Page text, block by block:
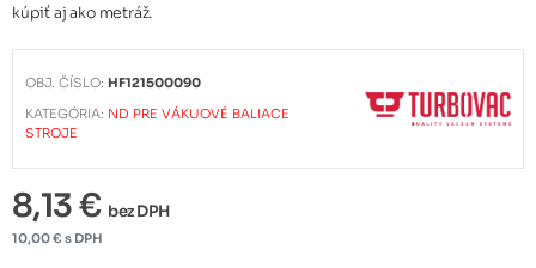
kúpiť aj ako metráž.
OBJ. ČÍSLO: HF121500090
KATEGÓRIA: ND PRE VÁKUOVÉ BALIACE
STROJE
8,13 € bez DPH
10,00 € s DPH